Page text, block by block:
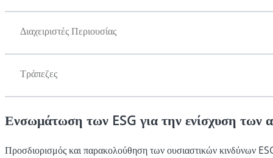
Διαχειριστές Περιουσίας
Τράπεζες
Ενσωμάτωση των ESG για την ενίσχυση των
Προσδιορισμός και παρακολούθηση των ουσιαστικών κινδύνων